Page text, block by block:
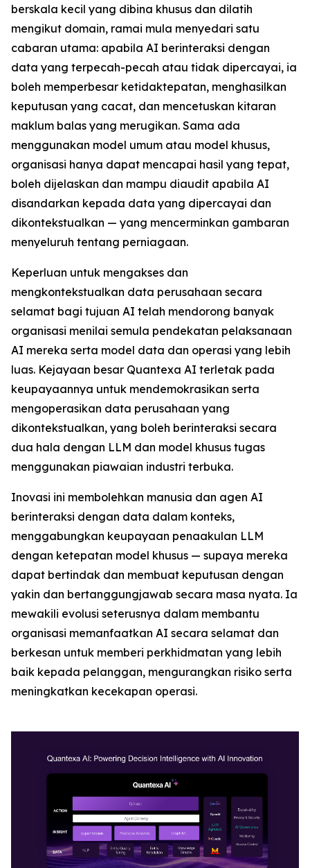
berskala kecil yang dibina khusus dan dilatih
mengikut domain, ramai mula menyedari satu
cabaran utama: apabila AI berinteraksi dengan
data yang terpecah-pecah atau tidak dipercayai, ia
boleh memperbesar ketidaktepatan, menghasilkan
keputusan yang cacat, dan mencetuskan kitaran
maklum balas yang merugikan. Sama ada
menggunakan model umum atau model khusus,
organisasi hanya dapat mencapai hasil yang tepat,
boleh dijelaskan dan mampu diaudit apabila AI
disandarkan kepada data yang dipercayai dan
dikontekstualkan — yang mencerminkan gambaran
menyeluruh tentang perniagaan.
Keperluan untuk mengakses dan
mengkontekstualkan data perusahaan secara
selamat bagi tujuan AI telah mendorong banyak
organisasi menilai semula pendekatan pelaksanaan
AI mereka serta model data dan operasi yang lebih
luas. Kejayaan besar Quantexa AI terletak pada
keupayaannya untuk mendemokrasikan serta
mengoperasikan data perusahaan yang
dikontekstualkan, yang boleh berinteraksi secara
dua hala dengan LLM dan model khusus tugas
menggunakan piawaian industri terbuka.
Inovasi ini membolehkan manusia dan agen AI
berinteraksi dengan data dalam konteks,
menggabungkan keupayaan penaakulan LLM
dengan ketepatan model khusus — supaya mereka
dapat bertindak dan membuat keputusan dengan
yakin dan bertanggungjawab secara masa nyata. Ia
mewakili evolusi seterusnya dalam membantu
organisasi memanfaatkan AI secara selamat dan
berkesan untuk memberi perkhidmatan yang lebih
baik kepada pelanggan, mengurangkan risiko serta
meningkatkan kecekapan operasi.